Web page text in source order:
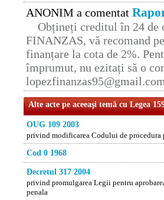
ANONIM a comentat
Obțineți creditul în 24 de
FINANZAS, vă recomand
finanțare la cota de 2%.
împrumut, nu ezitați să o
Alte acte pe aceeaşi temă cu Legea
OUG 109 2003
privind modificarea Codului de procedura
Cod 0 1968
Decretul 317 2004
privind promulgarea Legii pentru
penala